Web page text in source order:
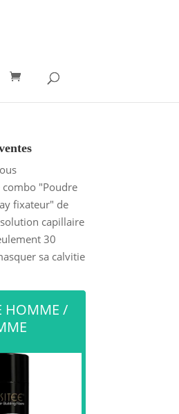
"Poudre
fixateur" de
capillaire
30
sa calvitie
HOMME /